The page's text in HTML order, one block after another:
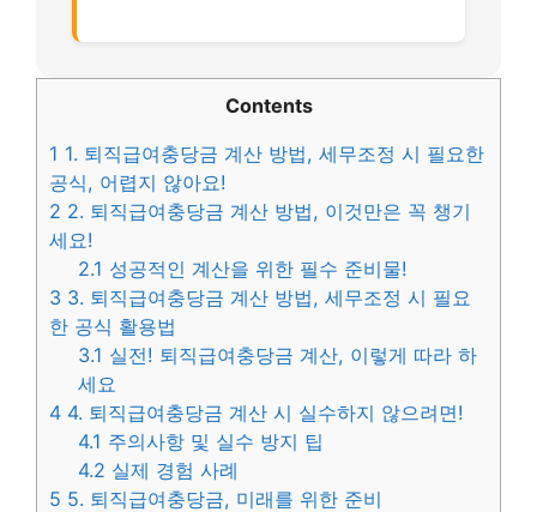
Contents
1 1. 퇴직급여충당금 계산 방법, 세무조정 시 필요한
공식, 어렵지 않아요!
2 2. 퇴직급여충당금 계산 방법, 이것만은 꼭 챙기
세요!
2.1 성공적인 계산을 위한 필수 준비물!
3 3. 퇴직급여충당금 계산 방법, 세무조정 시 필요
한 공식 활용법
3.1 실전! 퇴직급여충당금 계산, 이렇게 따라 하
세요
4 4. 퇴직급여충당금 계산 시 실수하지 않으려면!
4.1 주의사항 및 실수 방지 팁
4.2 실제 경험 사례
5 5. 퇴직급여충당금, 미래를 위한 준비